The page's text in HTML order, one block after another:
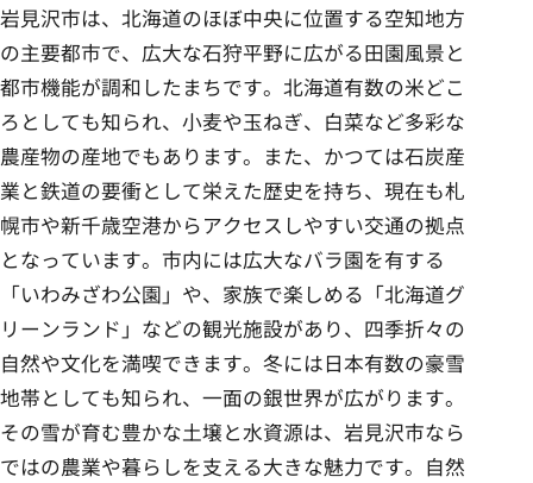
岩見沢市は、北海道のほぼ中央に位置する空知地方
の主要都市で、広大な石狩平野に広がる田園風景と
都市機能が調和したまちです。北海道有数の米どこ
ろとしても知られ、小麦や玉ねぎ、白菜など多彩な
農産物の産地でもあります。また、かつては石炭産
業と鉄道の要衝として栄えた歴史を持ち、現在も札
幌市や新千歳空港からアクセスしやすい交通の拠点
となっています。市内には広大なバラ園を有する
「いわみざわ公園」や、家族で楽しめる「北海道グ
リーンランド」などの観光施設があり、四季折々の
自然や文化を満喫できます。冬には日本有数の豪雪
地帯としても知られ、一面の銀世界が広がります。
その雪が育む豊かな土壌と水資源は、岩見沢市なら
ではの農業や暮らしを支える大きな魅力です。自然